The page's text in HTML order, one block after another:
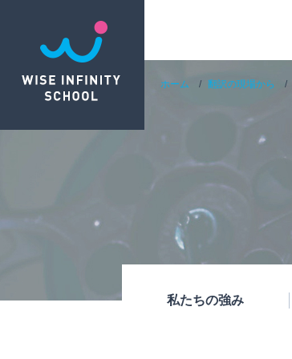
私たちの強み
ホーム 翻訳の現場から